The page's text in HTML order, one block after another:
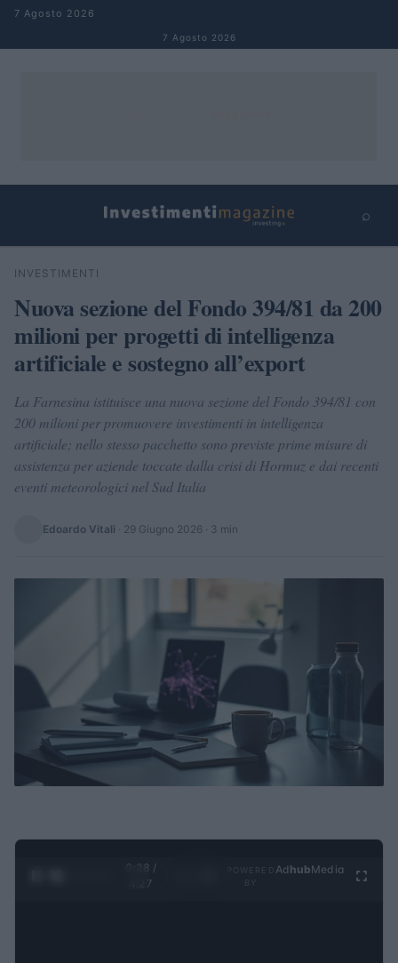
Salta al contenuto
7 Agosto 2026
7 Agosto 2026
⌕
Cerca
INVESTIMENTI
Nuova sezione del Fondo 394/81 da 200
milioni per progetti di intelligenza
artificiale e sostegno all’export
La Farnesina istituisce una nuova sezione del Fondo 394/81 con
200 milioni per promuovere investimenti in intelligenza
artificiale; nello stesso pacchetto sono previste prime misure di
assistenza per aziende toccate dalla crisi di Hormuz e dai recenti
eventi meteorologici nel Sud Italia
Edoardo Vitali · 29 Giugno 2026 · 3 min
0:29 /
4:27
Ad hubMedia